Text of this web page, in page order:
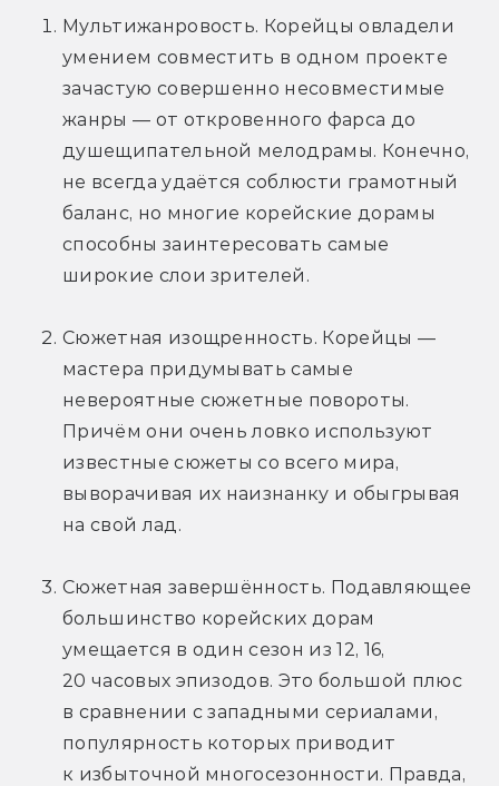
Мультижанровость. Корейцы овладели
умением совместить в одном проекте
зачастую совершенно несовместимые
жанры — от откровенного фарса до
душещипательной мелодрамы. Конечно,
не всегда удаётся соблюсти грамотный
баланс, но многие корейские дорамы
способны заинтересовать самые
широкие слои зрителей.
Сюжетная изощренность. Корейцы —
мастера придумывать самые
невероятные сюжетные повороты.
Причём они очень ловко используют
известные сюжеты со всего мира,
выворачивая их наизнанку и обыгрывая
на свой лад.
Сюжетная завершённость. Подавляющее
большинство корейских дорам
умещается в один сезон из 12, 16,
20 часовых эпизодов. Это большой плюс
в сравнении с западными сериалами,
популярность которых приводит
к избыточной многосезонности. Правда,